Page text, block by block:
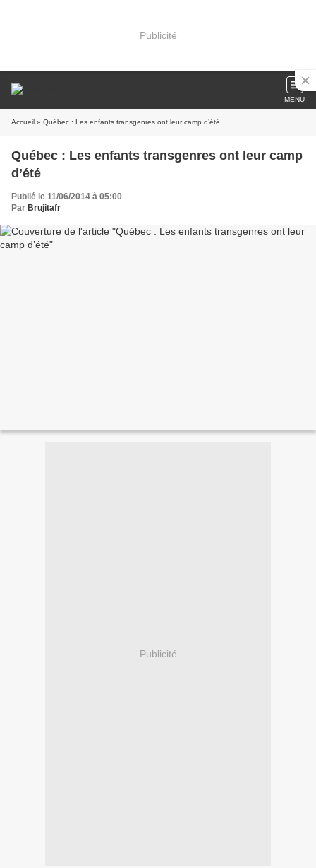
Publicité
MENU
Accueil » Québec : Les enfants transgenres ont leur camp d’été
Québec : Les enfants transgenres ont leur camp
d’été
Publié le 11/06/2014 à 05:00
Par Brujitafr
Publicité